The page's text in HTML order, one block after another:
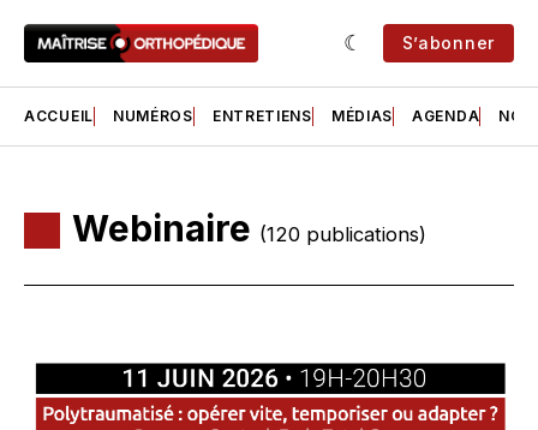
S’abonner
ACCUEIL NUMÉROS ENTRETIENS MÉDIAS AGENDA NOS
Webinaire (120 publications)